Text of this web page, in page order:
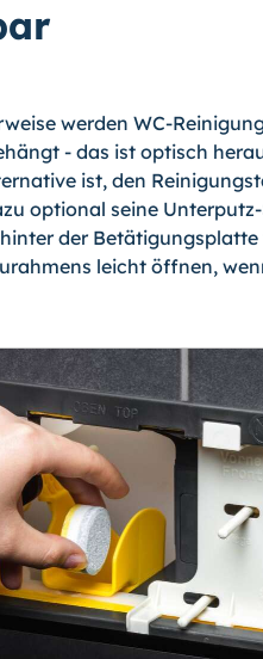
werden WC-
- das ist optisch
ist, den
optional seine
der
leicht öffnen,